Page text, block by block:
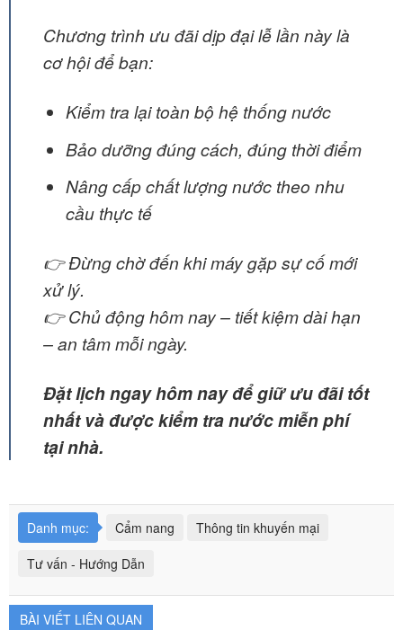
Chương trình ưu đãi dịp đại lễ lần này là
cơ hội để bạn:
Kiểm tra lại toàn bộ hệ thống nước
Bảo dưỡng đúng cách, đúng thời điểm
Nâng cấp chất lượng nước theo nhu
cầu thực tế
👉 Đừng chờ đến khi máy gặp sự cố mới
xử lý.
👉 Chủ động hôm nay – tiết kiệm dài hạn
– an tâm mỗi ngày.
Đặt lịch ngay hôm nay để giữ ưu đãi tốt
nhất và được kiểm tra nước miễn phí
tại nhà.
Danh mục: Cẩm nang
Thông tin khuyến mại
Tư vấn - Hướng Dẫn
BÀI VIẾT LIÊN QUAN